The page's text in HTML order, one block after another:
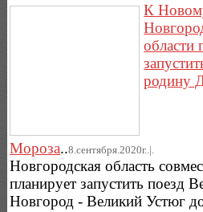
К
области
родину
Мороза..8.сентября.2020г..|.
Новгородская область
планирует запустить поезд
Новгород - Великий Устюг